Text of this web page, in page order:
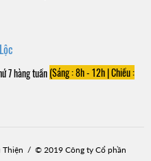
7 hàng tuần(Sáng : 8h - 12h |Chiều :
Thiện / © 2019 Công ty Cổ phần